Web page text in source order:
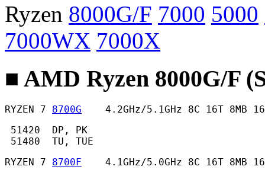
Ryzen 8000G/F 7000 5000
7000WX 7000X
■ AMD Ryzen 8000G/F
RYZEN 7 8700G
4.2GHz/5.1GHz 8C 16T 8MB
51420  DP, PK
51480  TU, TUE
RYZEN 7 8700F
4.1GHz/5.0GHz 8C 16T 8MB